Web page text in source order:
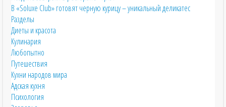
В «Soluxe Club» готовят черную курицу – уникальный деликатес
Разделы
Диеты и красота
Кулинария
Любопытно
Путешествия
Кухни народов мира
Адская кухня
Психология
Выходные дни:без выходных
Средний счет:
Скидки:нет
Музыка:
Особенность:
Предложения:
Завтраки, Постное меню
Фото
Расположение